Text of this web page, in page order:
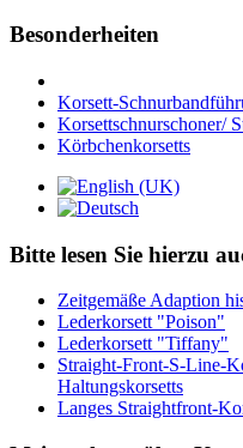
Besonderheiten
Korsett-
Korsettschnurschoner/
Körbchenkorsetts
Bitte lesen Sie hierzu
Zeitgemäße Adaption
Lederkorsett "Poison"
Lederkorsett "Tiffany"
Straight-Front-S-Line-
Haltungskorsetts
Langes Straightfront-